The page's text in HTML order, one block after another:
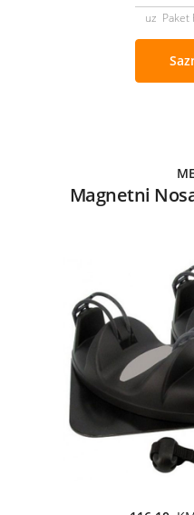
uz Paket
Magnetni